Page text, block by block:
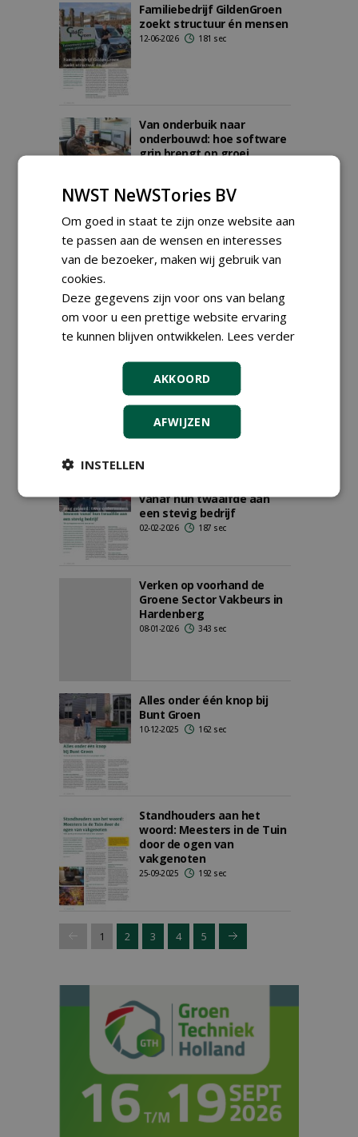
Familiebedrijf GildenGroen
zoekt structuur én mensen
12-06-2026 181 sec
Van onderbuik naar
onderbouwd: hoe software
grip brengt op groei
Hovenier in het vizier: 'Zij-
instromers houden het vak
scherp'
30-03-2026 140 sec
Jong geleerd: twee
vanaf hun twaalfde aan
een stevig bedrijf
02-02-2026 187 sec
Verken op voorhand de
Groene Sector Vakbeurs in
Hardenberg
08-01-2026 343 sec
Alles onder één knop bij
Bunt Groen
10-12-2025 162 sec
Standhouders aan het
woord: Meesters in de Tuin
door de ogen van
vakgenoten
25-09-2025 192 sec
1 2 3 4 5
NWST NeWSTories BV
Om goed in staat te zijn onze website aan
te passen aan de wensen en interesses
van de bezoeker, maken wij gebruik van
cookies.
Deze gegevens zijn voor ons van belang
om voor u een prettige website ervaring
te kunnen blijven ontwikkelen. Lees verder
AKKOORD
AFWIJZEN
INSTELLEN